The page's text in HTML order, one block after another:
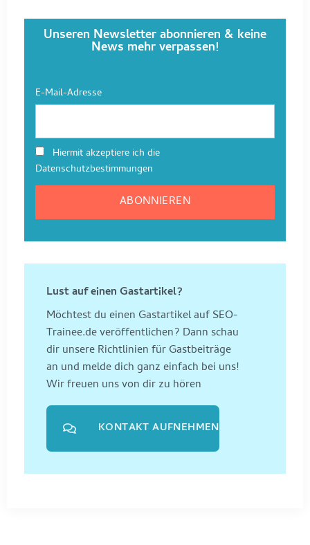
Unseren Newsletter abonnieren & keine
News mehr verpassen!
E-Mail-Adresse
Hiermit akzeptiere ich die
Datenschutzbestimmungen
Lust auf einen Gastartikel?
Möchtest du einen Gastartikel auf SEO-
Trainee.de veröffentlichen? Dann schau
dir unsere Richtlinien für Gastbeiträge
an und melde dich ganz einfach bei uns!
Wir freuen uns von dir zu hören
KONTAKT AUFNEHMEN